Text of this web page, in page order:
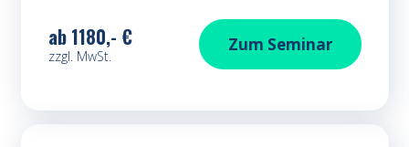
ab1180,- €
zzgl. MwSt.
Zum KI-Content sicher
Seminar